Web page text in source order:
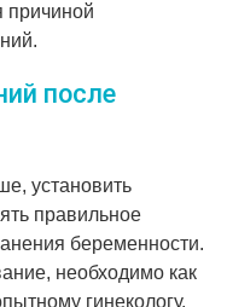
причиной
после
установить
правильное
беременности.
необходимо как
гинекологу.